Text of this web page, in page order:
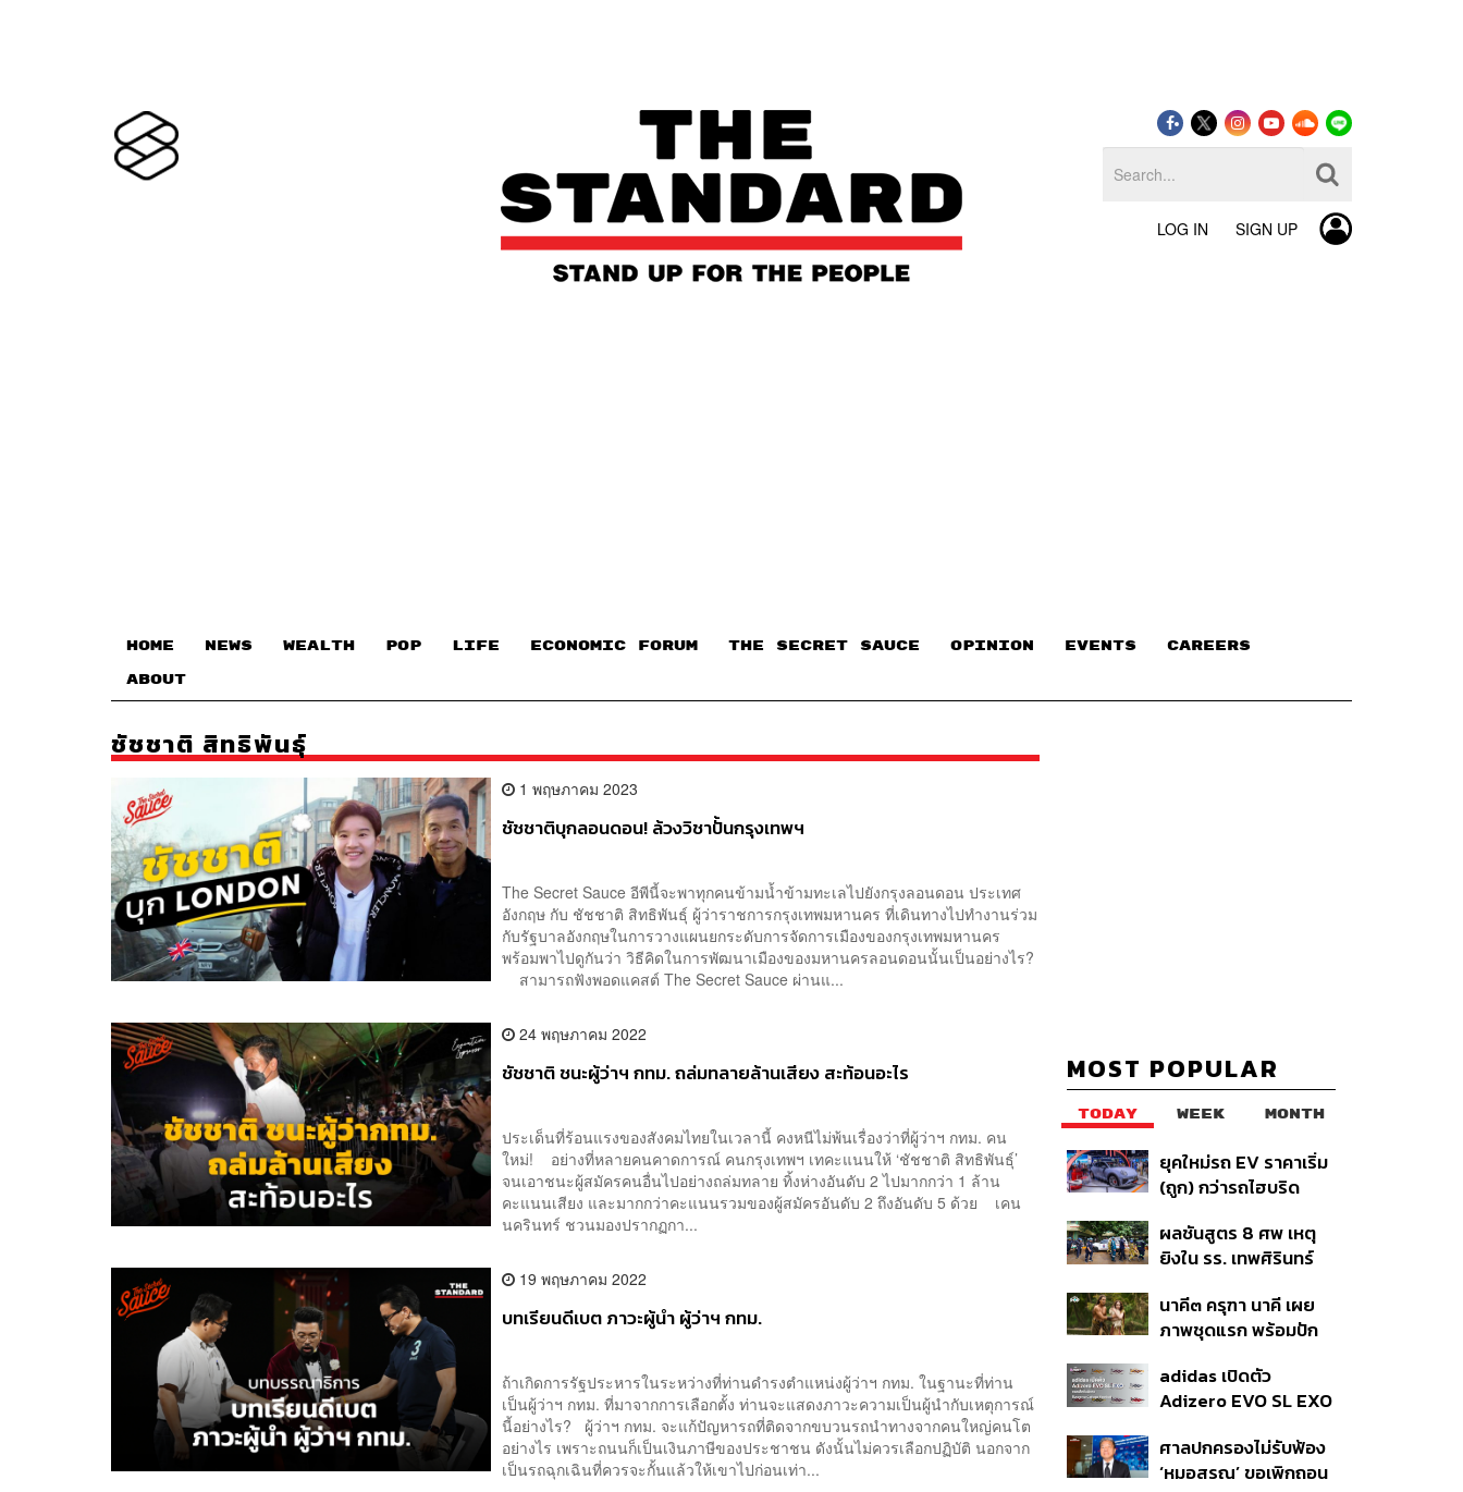
LOG IN SIGN UP
HOME NEWS WEALTH POP LIFE ECONOMIC FORUM THE SECRET SAUCE​ OPINION EVENTS CAREERS
ABOUT
ชัชชาติ สิทธิพันธ์ุ
1 พฤษภาคม 2023
ชัชชาติบุกลอนดอน! ล้วงวิชาปั้นกรุงเทพฯ
The Secret Sauce อีพีนี้จะพาทุกคนข้ามน้ำข้ามทะเลไปยังกรุงลอนดอน ประเทศ
อังกฤษ กับ ชัชชาติ สิทธิพันธุ์ ผู้ว่าราชการกรุงเทพมหานคร ที่เดินทางไปทำงานร่วม
กับรัฐบาลอังกฤษในการวางแผนยกระดับการจัดการเมืองของกรุงเทพมหานคร
พร้อมพาไปดูกันว่า วิธีคิดในการพัฒนาเมืองของมหานครลอนดอนนั้นเป็นอย่างไร?
สามารถฟังพอดแคสต์ The Secret Sauce ผ่านแ...
24 พฤษภาคม 2022
ชัชชาติ ชนะผู้ว่าฯ กทม. ถล่มทลายล้านเสียง สะท้อนอะไร
ประเด็นที่ร้อนแรงของสังคมไทยในเวลานี้ คงหนีไม่พ้นเรื่องว่าที่ผู้ว่าฯ กทม. คน
ใหม่! อย่างที่หลายคนคาดการณ์ คนกรุงเทพฯ เทคะแนนให้ ‘ชัชชาติ สิทธิพันธุ์’
จนเอาชนะผู้สมัครคนอื่นไปอย่างถล่มทลาย ทิ้งห่างอันดับ 2 ไปมากกว่า 1 ล้าน
คะแนนเสียง และมากกว่าคะแนนรวมของผู้สมัครอันดับ 2 ถึงอันดับ 5 ด้วย เคน
นครินทร์ ชวนมองปรากฏกา...
19 พฤษภาคม 2022
บทเรียนดีเบต ภาวะผู้นำ ผู้ว่าฯ กทม.
ถ้าเกิดการรัฐประหารในระหว่างที่ท่านดำรงตำแหน่งผู้ว่าฯ กทม. ในฐานะที่ท่าน
เป็นผู้ว่าฯ กทม. ที่มาจากการเลือกตั้ง ท่านจะแสดงภาวะความเป็นผู้นำกับเหตุการณ์
นี้อย่างไร? ผู้ว่าฯ กทม. จะแก้ปัญหารถที่ติดจากขบวนรถนำทางจากคนใหญ่คนโต
อย่างไร เพราะถนนก็เป็นเงินภาษีของประชาชน ดังนั้นไม่ควรเลือกปฏิบัติ นอกจาก
เป็นรถฉุกเฉินที่ควรจะกั้นแล้วให้เขาไปก่อนเท่า...
MOST POPULAR
TODAY WEEK MONTH
ยุคใหม่รถ EV ราคาเริ่ม
(ถูก) กว่ารถไฮบริด
ลง - จีนแห่บุกตลาดเกิด
ใหม่
ผลชันสูตร 8 ศพ เหตุ
ยิงใน รร. เทพศิรินทร์
จุดสำคัญ ‘ศีรษะ-
หน้าอก’ ครูถูกยิง 4 นัด
นาคี๓ ครุฑา นาคี เผย
ภาพชุดแรก พร้อมปัก
adidas เปิดตัว
Adizero EVO SL EXO
ฤดูกาล College
Football
ศาลปกครองไม่รับฟ้อง
‘หมอสรณ’ ขอเพิกถอน